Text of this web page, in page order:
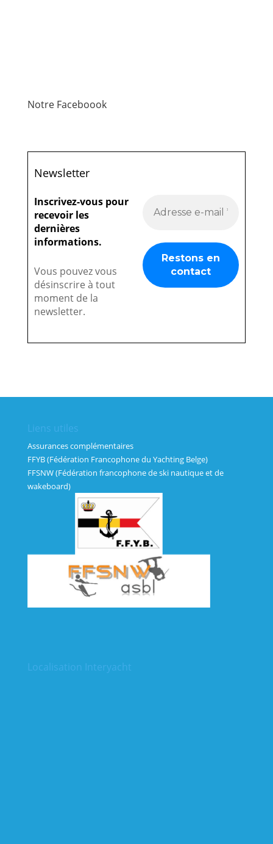
Notre Faceboook
Newsletter
Inscrivez-vous pour
recevoir les
dernières
informations.
Vous pouvez vous
désinscrire à tout
moment de la
newsletter.
Liens utiles
Assurances complémentaires
FFYB (Fédération Francophone du Yachting Belge)
FFSNW (Fédération francophone de ski nautique et de
wakeboard)
Localisation Interyacht